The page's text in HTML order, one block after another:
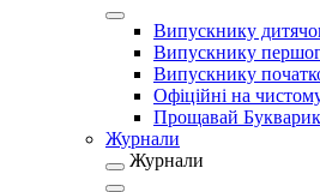
Випускнику
Випускнику
Випускнику
Офіційні на
Прощавай
Журнали
Журнали